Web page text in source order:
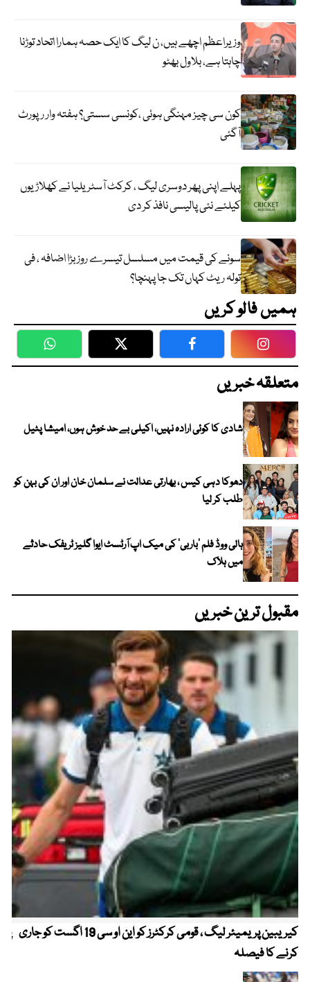
وزیراعظم اچھے ہیں، ن لیگ کا ایک حصہ ہمارا اتحاد توڑنا
چاہتا ہے، بلاول بھٹو
کون سی چیز مہنگی ہوئی ،کونسی سستی؟ ہفتہ وار رپورٹ
آگئی
پہلے اپنی پھر دوسری لیگ ، کرکٹ آسٹریلیا نے کھلاڑیوں
کیلئے نئی پالیسی نافذ کر دی
سونے کی قیمت میں مسلسل تیسرے روز بڑا اضافہ ، فی
تولہ ریٹ کہاں تک جا پہنچا؟
ہمیں فالو کریں
WhatsApp Twitter Facebook
متعلقہ خبریں
شادی کا کوئی ارادہ نہیں، اکیلی بے حد خوش ہوں، امیشا پٹیل
دھوکا دہی کیس ، بھارتی عدالت نے سلمان خان اور ان کی بہن کو
طلب کر لیا
ہالی ووڈ فلم ’باربی‘ کی میک اپ آرٹسٹ ایوا گلیز ٹریفک حادثے
میں ہلاک
مقبول ترین خبریں
کیریبین پریمیئر لیگ ، قومی کرکٹرز کو این او سی 19 اگست کو جاری
کرنے کا فیصلہ